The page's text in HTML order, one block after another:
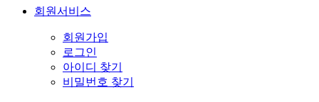
회원서비스
회원가입
로그인
아이디 찾기
비밀번호 찾기